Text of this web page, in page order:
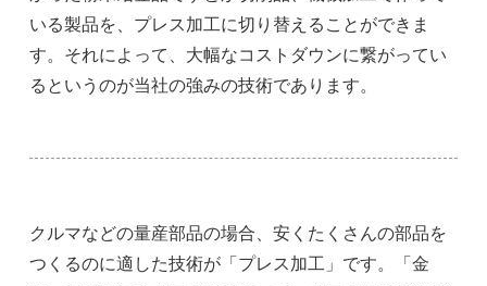
いる製品を、プレス加工に切り替えることができま
す。それによって、大幅なコストダウンに繋がってい
るというのが当社の強みの技術であります。
クルマなどの量産部品の場合、安くたくさんの部品を
つくるのに適した技術が「プレス加工」です。「金